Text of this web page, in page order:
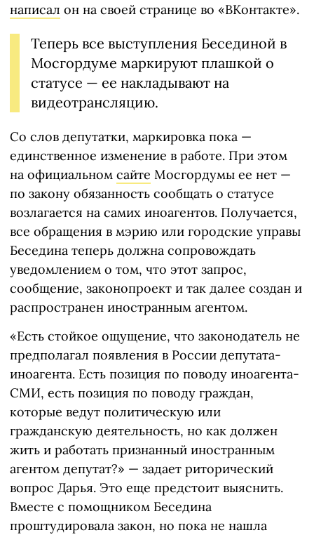
написал он на своей странице во «ВКонтакте».
Теперь все выступления Бесединой в
Мосгордуме маркируют плашкой о
статусе — ее накладывают на
видеотрансляцию.
Со слов депутатки, маркировка пока —
единственное изменение в работе. При этом
на официальном сайте Мосгордумы ее нет —
по закону обязанность сообщать о статусе
возлагается на самих иноагентов. Получается,
все обращения в мэрию или городские управы
Беседина теперь должна сопровождать
уведомлением о том, что этот запрос,
сообщение, законопроект и так далее создан и
распространен иностранным агентом.
«Есть стойкое ощущение, что законодатель не
предполагал появления в России депутата-
иноагента. Есть позиция по поводу иноагента-
СМИ, есть позиция по поводу граждан,
которые ведут политическую или
гражданскую деятельность, но как должен
жить и работать признанный иностранным
агентом депутат?» — задает риторический
вопрос Дарья. Это еще предстоит выяснить.
Вместе с помощником Беседина
проштудировала закон, но пока не нашла